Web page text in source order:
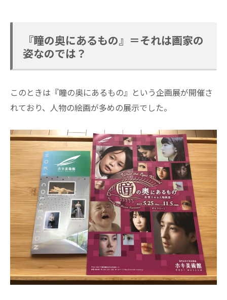
『瞳の奥にあるもの』＝それは画家の
姿なのでは？
このときは『瞳の奥にあるもの』という企画展が開催さ
れており、人物の絵画が多めの展示でした。